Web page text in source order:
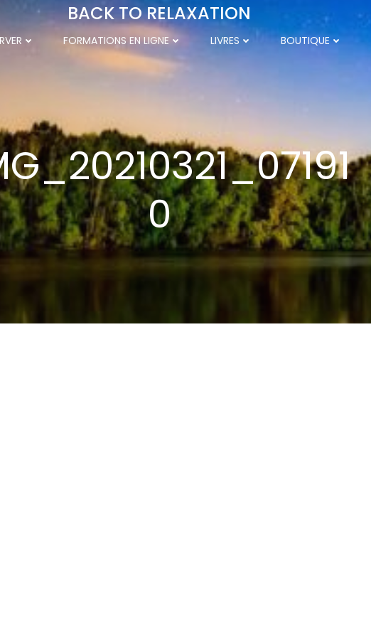
BACK TO RELAXATION
FORMATIONS EN LIGNE LIVRES BOUTIQUE
0